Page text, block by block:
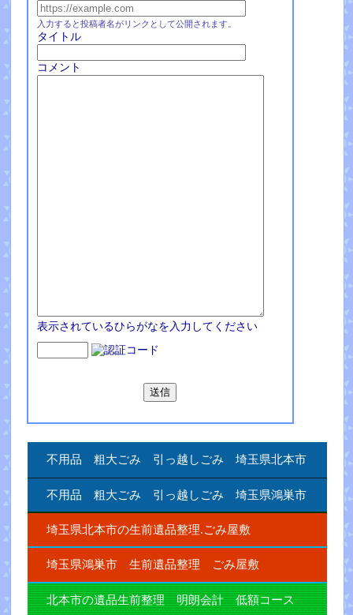
入力すると投稿者名がリンクとして公開されます。
タイトル
コメント
表示されているひらがなを入力してください
不用品 粗大ごみ 引っ越しごみ 埼玉県北本市
不用品 粗大ごみ 引っ越しごみ 埼玉県鴻巣市
埼玉県北本市の生前遺品整理.ごみ屋敷
埼玉県鴻巣市 生前遺品整理 ごみ屋敷
北本市の遺品生前整理 明朗会計 低額コース